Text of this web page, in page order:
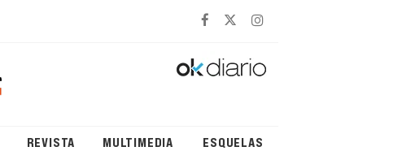
REVISTA MULTIMEDIA ESQUELAS